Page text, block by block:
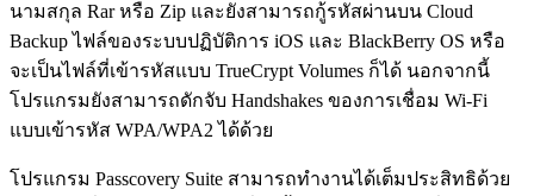
นามสกุล Rar หรือ Zip และยังสามารถกู้รหัสผ่านบน Cloud
Backup ไฟล์ของระบบปฏิบัติการ iOS และ BlackBerry OS หรือ
จะเป็นไฟล์ที่เข้ารหัสแบบ TrueCrypt Volumes ก็ได้ นอกจากนี้
โปรแกรมยังสามารถดักจับ Handshakes ของการเชื่อม Wi-Fi
แบบเข้ารหัส WPA/WPA2 ได้ด้วย
โปรแกรม Passcovery Suite สามารถทำงานได้เต็มประสิทธิด้วย